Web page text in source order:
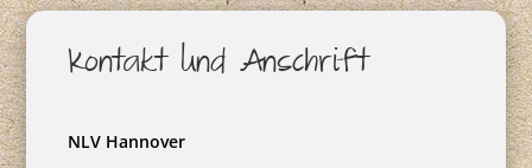
Kontakt und Anschrift
NLV Hannover